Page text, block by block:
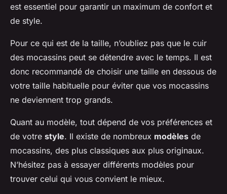
est essentiel pour garantir un maximum de confort et
de style.
Pour ce qui est de la taille, n’oubliez pas que le cuir
des mocassins peut se détendre avec le temps. Il est
donc recommandé de choisir une taille en dessous de
votre taille habituelle pour éviter que vos mocassins
ne deviennent trop grands.
Quant au modèle, tout dépend de vos préférences et
de votre style. Il existe de nombreux modèles de
mocassins, des plus classiques aux plus originaux.
N’hésitez pas à essayer différents modèles pour
trouver celui qui vous convient le mieux.